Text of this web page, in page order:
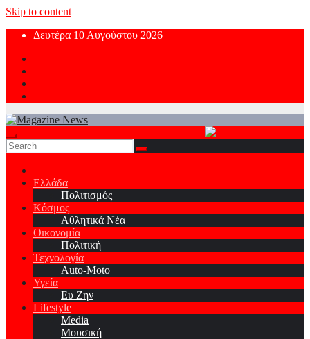
Skip to content
Δευτέρα 10 Αυγούστου 2026
Ελλάδα
Πολιτισμός
Κόσμος
Αθλητικά Νέα
Οικονομία
Πολιτική
Τεχνολογία
Auto-Moto
Υγεία
Ευ Ζην
Lifestyle
Media
Μουσική